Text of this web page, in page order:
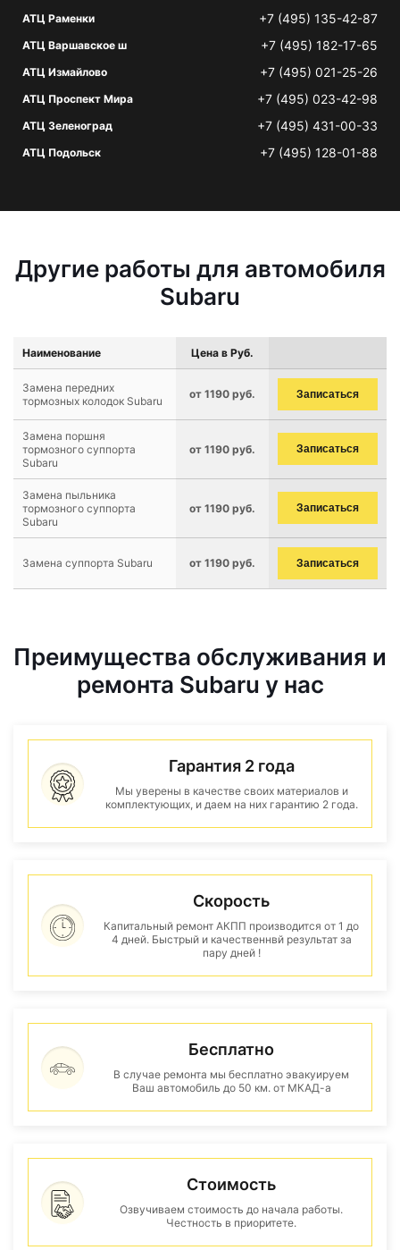
АТЦ Раменки +7 (495) 135-42-87
АТЦ Варшавское ш +7 (495) 182-17-65
АТЦ Измайлово +7 (495) 021-25-26
АТЦ Проспект Мира +7 (495) 023-42-98
АТЦ Зеленоград +7 (495) 431-00-33
АТЦ Подольск +7 (495) 128-01-88
Другие работы для автомобиля
Subaru
Наименование Цена в Руб.
Замена передних
тормозных колодок Subaru
от 1190 руб. Записаться
Замена поршня
тормозного суппорта
Subaru
от 1190 руб. Записаться
Замена пыльника
тормозного суппорта
Subaru
от 1190 руб. Записаться
Замена суппорта Subaru от 1190 руб. Записаться
Преимущества обслуживания и
ремонта Subaru у нас
Гарантия 2 года
Мы уверены в качестве своих материалов и
комплектующих, и даем на них гарантию 2 года.
Скорость
Капитальный ремонт АКПП производится от 1 до
4 дней. Быстрый и качественнвй результат за
пару дней !
Бесплатно
В случае ремонта мы бесплатно эвакуируем
Ваш автомобиль до 50 км. от МКАД-а
Стоимость
Озвучиваем стоимость до начала работы.
Честность в приоритете.